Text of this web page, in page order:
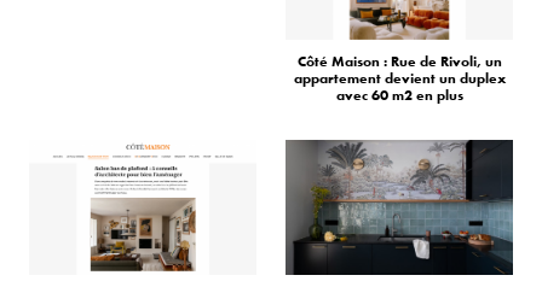
Côté Maison : Rue de Rivoli, un
appartement devient un duplex
avec 60 m2 en plus